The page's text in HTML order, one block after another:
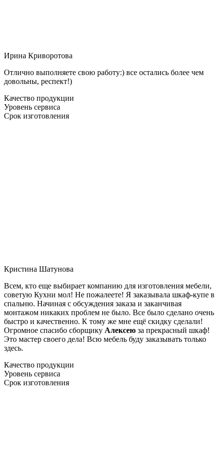
Ирина Криворотова
Отлично выполняете свою работу:) все остались более чем
довольны, респект!)
Качество продукции
Уровень сервиса
Срок изготовления
Кристина Шатунова
Всем, кто еще выбирает компанию для изготовления мебели,
советую Кухни мол! Не пожалеете! Я заказывала шкаф-купе в
спальню. Начиная с обсуждения заказа и заканчивая
монтажом никаких проблем не было. Все было сделано очень
быстро и качественно. К тому же мне ещё скидку сделали!
Огромное спасибо сборщику Алексею за прекрасный шкаф!
Это мастер своего дела! Всю мебель буду заказывать только
здесь.
Качество продукции
Уровень сервиса
Срок изготовления